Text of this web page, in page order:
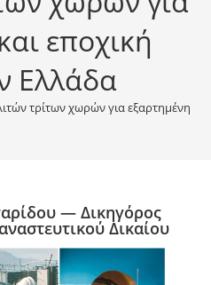
εποχική
Ελλάδα
τρίτων χωρών για εξαρτημένη
— Δικηγόρος
Δικαίου